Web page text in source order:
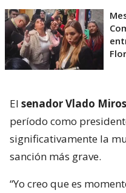
El senador Vlado
período como
significativamente la
sanción más grave.
“Yo creo que es